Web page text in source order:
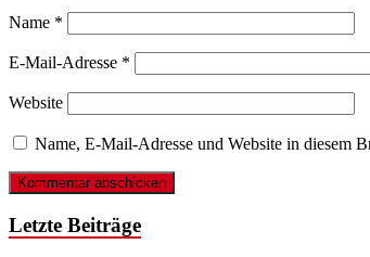
Name *
E-Mail-Adresse *
Website
Name, E-Mail-Adresse und Website in diesem
Letzte Beiträge